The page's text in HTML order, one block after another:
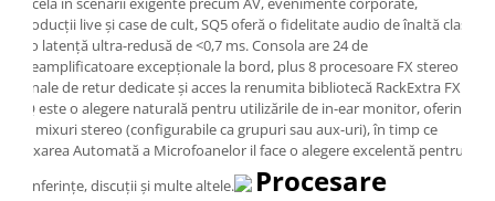
Microfoane
Accesorii pentru Microfoane
Headset-uri si lavaliere
Microfoane cu fir pentru live
Microfoane de captura
Microfoane pentru instrumente
producții live și case de cult, SQ5 oferă o fidelitate audio de înaltă clasă
și o latență ultra-redusă de <0,7 ms. Consola are 24 de
preamplificatoare excepționale la bord, plus 8 procesoare FX stereo cu
canale de retur dedicate și acces la renumita bibliotecă RackExtra FX.
SQ este o alegere naturală pentru utilizările de in-ear monitor, oferind
12 mixuri stereo (configurabile ca grupuri sau aux-uri), în timp ce
Mixarea Automată a Microfoanelor il face o alegere excelentă pentru
conferințe, discuții și multe altele.
Procesare